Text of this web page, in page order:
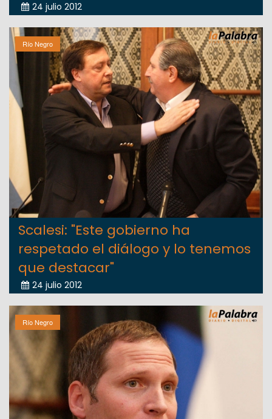
24 julio 2012
Río Negro
Scalesi: "Este gobierno ha
respetado el diálogo y lo tenemos
que destacar"
24 julio 2012
Río Negro